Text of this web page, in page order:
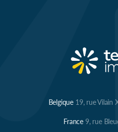
Belgique 19, rue Vilain
France 9, rue